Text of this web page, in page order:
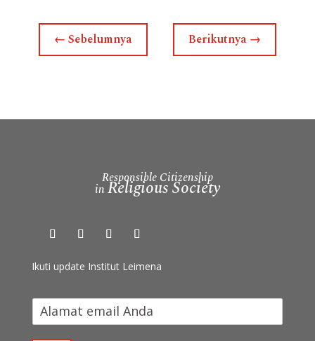
← Sebelumnya Berikutnya →
Responsible Citizenship
in Religious Society
Ikuti update Institut Leimena